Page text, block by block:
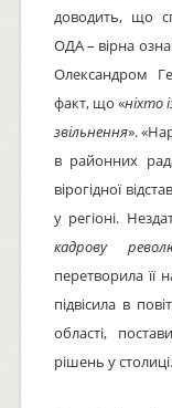
доводить, що
ОДА – вірна
Олександром
факт, що «ніхто
звільнення».
в районних
вірогідної
у регіоні.
кадрову
перетворила її
підвісила в
області,
рішень у столиці.